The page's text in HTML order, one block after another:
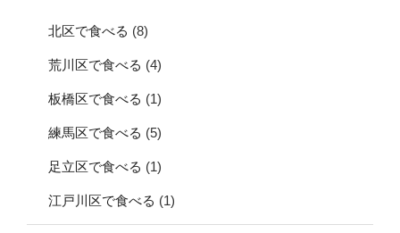
北区で食べる (8)
荒川区で食べる (4)
板橋区で食べる (1)
練馬区で食べる (5)
足立区で食べる (1)
江戸川区で食べる (1)